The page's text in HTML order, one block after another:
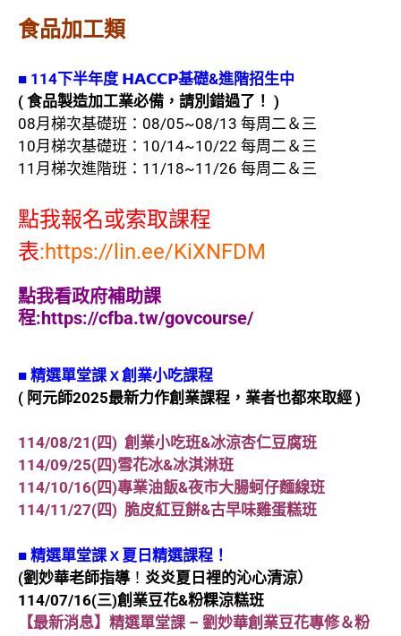
食品加工類
■ 114下半年度 𝗛𝗔𝗖𝗖𝗣基礎&進階招生中
( 食品製造加工業必備，請別錯過了！ )
08月梯次基礎班：08/05~08/13 每周二＆三
10月梯次基礎班：10/14~10/22 每周二＆三
11月梯次進階班：11/18~11/26 每周二＆三
點我報名或索取課程
表:https://lin.ee/KiXNFDM
點我看政府補助課
程:https://cfba.tw/govcourse/
■ 精選單堂課ｘ創業小吃課程
( 阿元師2025最新力作創業課程，業者也都來取經 )
114/08/21(四) 創業小吃班&冰涼杏仁豆腐班
114/09/25(四)雪花冰&冰淇淋班
114/10/16(四)專業油飯&夜市大腸蚵仔麵線班
114/11/27(四) 脆皮紅豆餅&古早味雞蛋糕班
■ 精選單堂課ｘ夏日精選課程！
(劉妙華老師指導！ 炎炎夏日裡的沁心清涼）
114/07/16(三)創業豆花&粉粿涼糕班
【最新消息】精選單堂課 – 劉妙華創業豆花專修＆粉